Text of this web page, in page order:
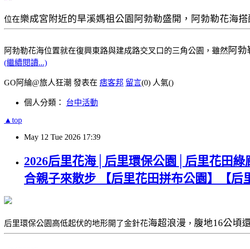
位在樂成宮附近的旱溪媽祖公園 阿勃勒盛開，阿勃勒花海搭
阿勃勒花海位置就在復興東路與建成路交叉口的三角公園，雖然阿勃
(繼續閱讀...)
GO阿綸@旅人狂潮 發表在 痞客邦 留言(0) 人氣()
個人分類： 台中活動
▲top
May 12 Tue 2026 17:39
2026后里花海│后里環保公園│后里花田
合親子來散步 【后里花田拼布公園】【后
后里環保公園高低起伏的地形開了金針花海超浪漫 ， 腹地16公頃